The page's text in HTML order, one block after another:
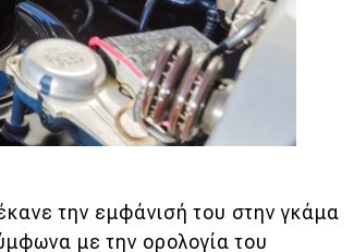
την εμφάνισή του στην γκάμα
με την ορολογία του